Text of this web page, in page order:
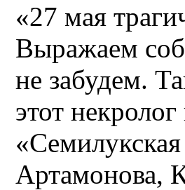
«27 мая
Выражаем
не забудем.
этот
Артамонова,